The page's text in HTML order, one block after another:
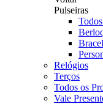
Pulseiras
Relógios
Terços
Todos os
Vale